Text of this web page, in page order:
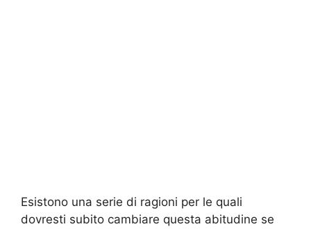
Esistono una serie di ragioni per le quali
dovresti subito cambiare questa abitudine se